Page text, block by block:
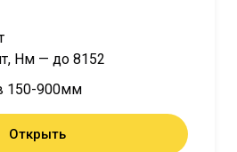
Нм — до 8152
150-900мм
Открыть